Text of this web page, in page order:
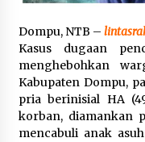
3 minggu ago
Tim Opsnal Polsek
Terduga Curanmor
selama Sepekan
3 minggu ago
Dompu, NTB –
Kasus dugaan
menghebohkan
Kabupaten Dompu,
pria berinisial HA
korban, diamankan
mencabuli anak